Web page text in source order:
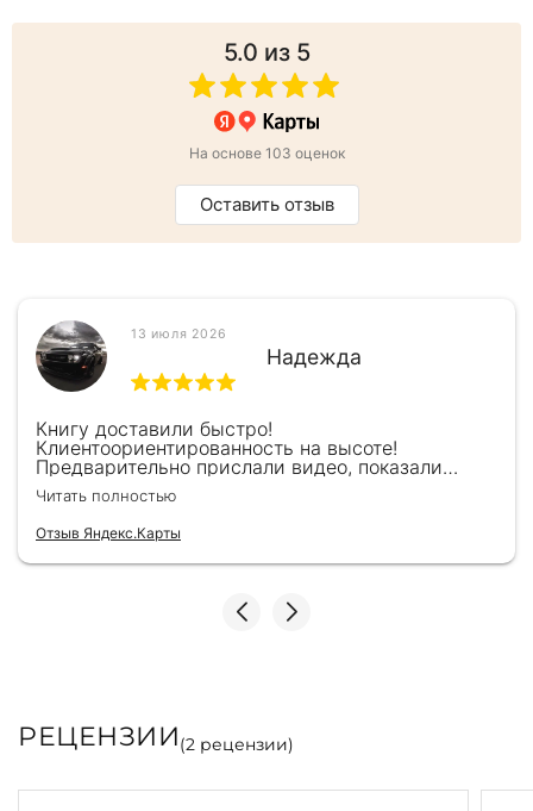
5.0 из 5
На основе 103 оценок
Оставить отзыв
13 июля 2026
Надежда
Книгу доставили быстро!
Клиентоориентированность на высоте!
Предварительно прислали видео, показали
книжку, быстро отправили и положили
подарочек) Спасибо!!!
Читать полностью
Отзыв Яндекс.Карты
РЕЦЕНЗИИ(2 рецензии)